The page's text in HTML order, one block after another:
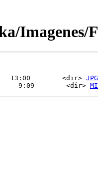
Imagenes/
13:00        <dir> JPG
9:09        <dir>